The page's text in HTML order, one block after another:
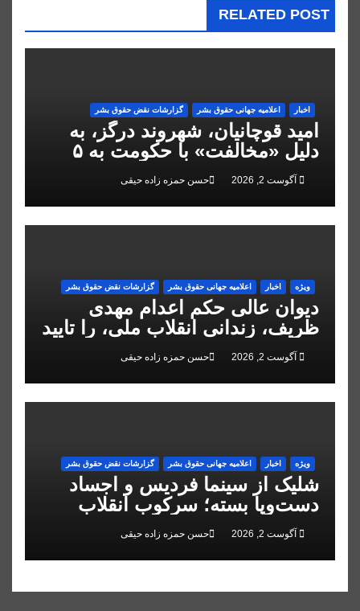
RELATED POST
اخبار اعلاميه جهانی حقوق بشر گزارشات نقض حقوق بشر
امید قوچانیان، شهروند درگز، به
دلیل «مخالفت» با حکومت به ۵
سال زندان محکوم شد
آگوست 2, 2026 حسن حمزه زاده حیقی
ویژه اخبار اعلاميه جهانی حقوق بشر گزارشات نقض حقوق بشر
دیوان عالی حکم اعدام مهدی
ظریف، زندانی انقلاب ملی، را تایید
کردآگوست 2, 2026 حسن حمزه زاده حیقی
ویژه اخبار اعلاميه جهانی حقوق بشر گزارشات نقض حقوق بشر
شلیک از سینما فردیس و اجساد
دست‌وپا بسته؛ سرکوب انقلاب
ملی در البرز
آگوست 2, 2026 حسن حمزه زاده حیقی